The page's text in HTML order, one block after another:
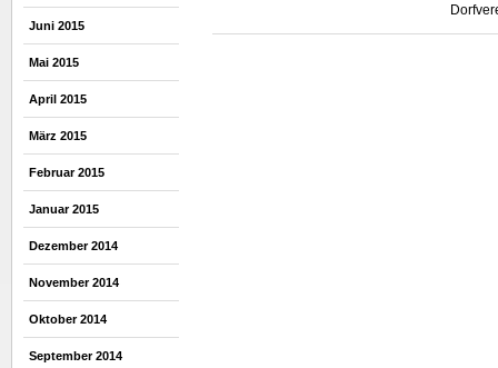
Juni 2015
Mai 2015
April 2015
März 2015
Februar 2015
Januar 2015
Dezember 2014
November 2014
Oktober 2014
September 2014